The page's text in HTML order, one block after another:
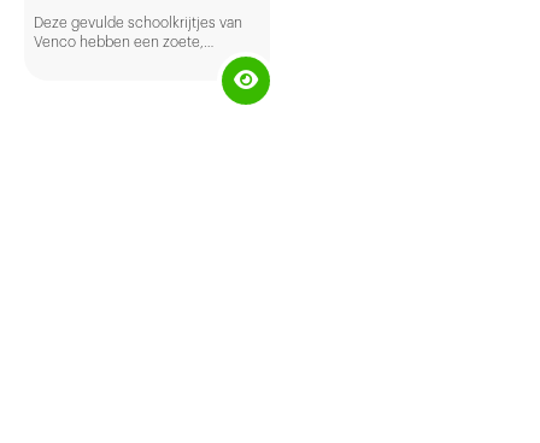
Deze gevulde schoolkrijtjes van
Venco hebben een zoete,
knapperige mint buitenkant met
een zachte anijsvulling. Geniet